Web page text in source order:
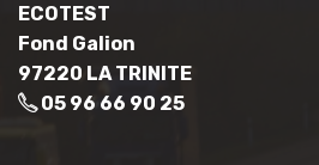
ECOTEST
Fond Galion
97220 LA TRINITE
05 96 66 90 25